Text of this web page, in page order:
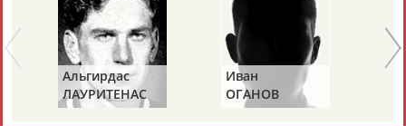
Альгирдас
ЛАУРИТЕНАС
Иван
ОГАНОВ